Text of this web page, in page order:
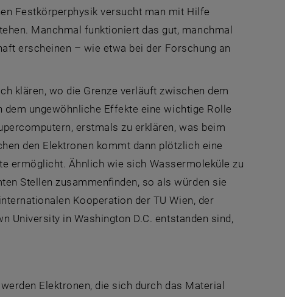
Festkörperphysik versucht man mit Hilfe
Manchmal funktioniert das gut, manchmal
erscheinen – wie etwa bei der Forschung an
klären, wo die Grenze verläuft zwischen dem
dem ungewöhnliche Effekte eine wichtige Rolle
erstmals zu erklären, was beim
den Elektronen kommt dann plötzlich eine
ermöglicht. Ähnlich wie sich Wassermoleküle zu
Stellen zusammenfinden, so als würden sie
Kooperation der TU Wien, der
University in Washington D.C. entstanden sind,
Elektronen, die sich durch das Material